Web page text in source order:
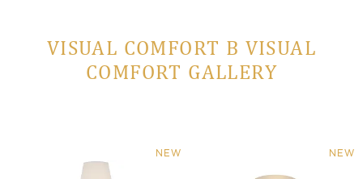
VISUAL COMFORT В VISUAL
COMFORT GALLERY
NEW NEW